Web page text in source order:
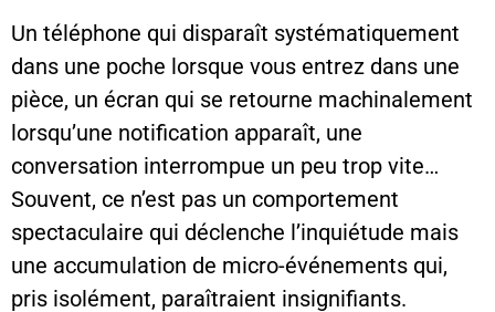
Un téléphone qui disparaît systématiquement
dans une poche lorsque vous entrez dans une
pièce, un écran qui se retourne machinalement
lorsqu’une notification apparaît, une
conversation interrompue un peu trop vite…
Souvent, ce n’est pas un comportement
spectaculaire qui déclenche l’inquiétude mais
une accumulation de micro-événements qui,
pris isolément, paraîtraient insignifiants.